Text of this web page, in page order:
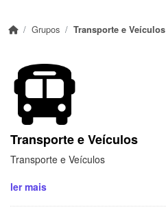
Grupos Transporte e Veículos
Transporte e Veículos
Transporte e Veículos
ler mais